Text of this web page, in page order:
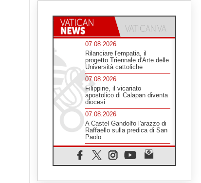
07.08.2026
Rilanciare l'empatia, il
progetto Triennale d'Arte delle
Università cattoliche
07.08.2026
Filippine, il vicariato
apostolico di Calapan diventa
diocesi
07.08.2026
A Castel Gandolfo l'arazzo di
Raffaello sulla predica di San
Paolo
07.08.2026
Tagle: la guerra sfigura il
mondo, solo la rivelazione di